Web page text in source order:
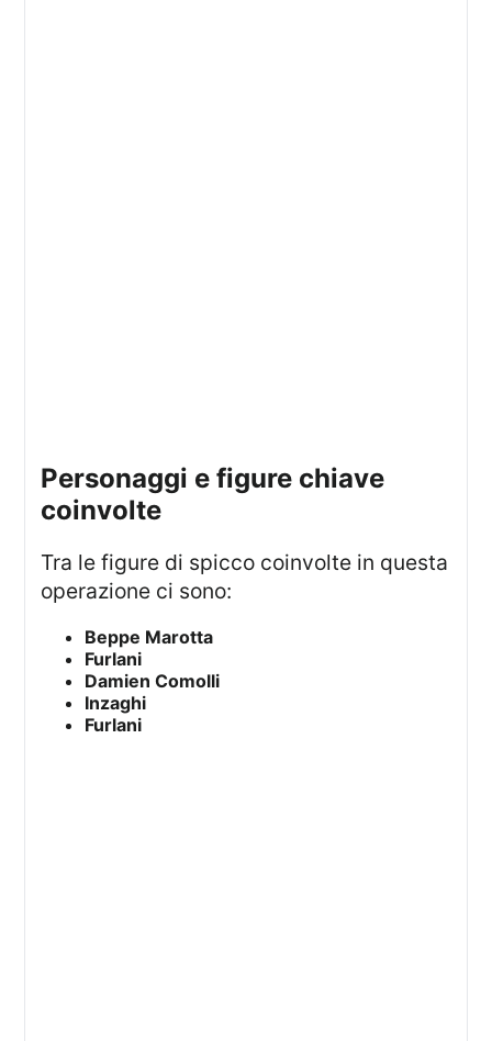
personaggi e figure chiave
coinvolte
Tra le figure di spicco coinvolte in questa
operazione ci sono:
Beppe Marotta
Furlani
Damien Comolli
Inzaghi
Furlani